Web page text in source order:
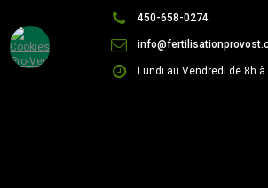
450-658-0274
Lundi au Vendredi de 8h à